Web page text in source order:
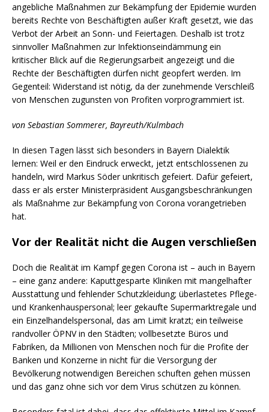
angebliche Maßnahmen zur Bekämpfung der Epidemie wurden
bereits Rechte von Beschäftigten außer Kraft gesetzt, wie das
Verbot der Arbeit an Sonn- und Feiertagen. Deshalb ist trotz
sinnvoller Maßnahmen zur Infektionseindämmung ein
kritischer Blick auf die Regierungsarbeit angezeigt und die
Rechte der Beschäftigten dürfen nicht geopfert werden. Im
Gegenteil: Widerstand ist nötig, da der zunehmende Verschleiß
von Menschen zugunsten von Profiten vorprogrammiert ist.
von Sebastian Sommerer, Bayreuth/Kulmbach
In diesen Tagen lässt sich besonders in Bayern Dialektik
lernen: Weil er den Eindruck erweckt, jetzt entschlossenen zu
handeln, wird Markus Söder unkritisch gefeiert. Dafür gefeiert,
dass er als erster Ministerpräsident Ausgangsbeschränkungen
als Maßnahme zur Bekämpfung von Corona vorangetrieben
hat.
Vor der Realität nicht die Augen verschließen
Doch die Realität im Kampf gegen Corona ist – auch in Bayern
– eine ganz andere: Kaputtgesparte Kliniken mit mangelhafter
Ausstattung und fehlender Schutzkleidung; überlastetes Pflege-
und Krankenhauspersonal; leer gekaufte Supermarktregale und
ein Einzelhandelspersonal, das am Limit kratzt; ein teilweise
randvoller ÖPNV in den Städten; vollbesetzte Büros und
Fabriken, da Millionen von Menschen noch für die Profite der
Banken und Konzerne in nicht für die Versorgung der
Bevölkerung notwendigen Bereichen schuften gehen müssen
und das ganz ohne sich vor dem Virus schützen zu können.